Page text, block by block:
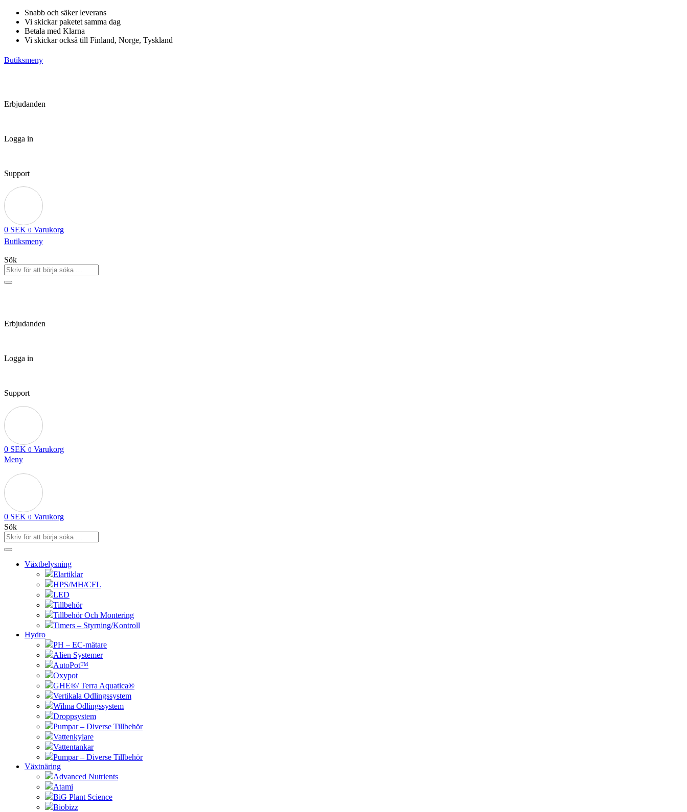
Hoppa
innehåll
Snabb och säker leverans
Vi skickar paketet samma dag
Betala med Klarna
Vi skickar också till Finland, Norge, Tyskland
Butiksmeny
Erbjudanden
Logga in
Support
0 SEK 0 Varukorg
Butiksmeny
Sök
Erbjudanden
Logga in
Support
0 SEK 0 Varukorg
Meny
0 SEK 0 Varukorg
Sök
Växtbelysning
Elartiklar
HPS/MH/CFL
LED
Tillbehör
Tillbehör Och Montering
Timers – Styrning/Kontroll
Hydro
PH – EC-mätare
Alien Systemer
AutoPot™
Oxypot
GHE®/ Terra Aquatica®
Vertikala Odlingssystem
Wilma Odlingssystem
Droppsystem
Pumpar – Diverse Tillbehör
Vattenkylare
Vattentankar
Pumpar – Diverse Tillbehör
Växtnäring
Advanced Nutrients
Atami
BiG Plant Science
Biobizz